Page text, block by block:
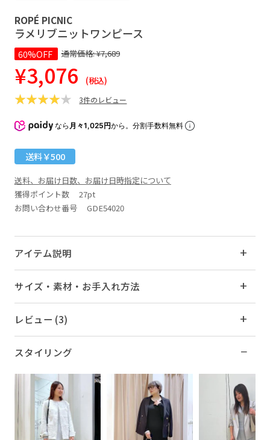
ROPÉ PICNIC
ラメリブニットワンピース
60%OFF 通常価格:¥7,689
¥3,076 (税込)
3件のレビュー
なら 月々1,025円から。分割手数料無料
送料￥500
送料、お届け日数、お届け日時指定について
獲得ポイント数 27pt
お問い合わせ番号 GDE54020
アイテム説明
サイズ・素材・お手入れ方法
レビュー (3)
スタイリング